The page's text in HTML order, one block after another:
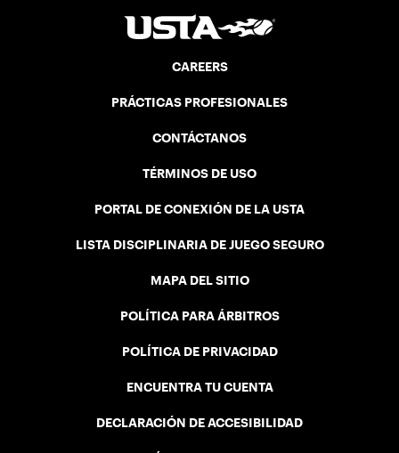
CAREERS
PRÁCTICAS PROFESIONALES
CONTÁCTANOS
TÉRMINOS DE USO
PORTAL DE CONEXIÓN DE LA USTA
LISTA DISCIPLINARIA DE JUEGO SEGURO
MAPA DEL SITIO
POLÍTICA PARA ÁRBITROS
POLÍTICA DE PRIVACIDAD
ENCUENTRA TU CUENTA
DECLARACIÓN DE ACCESIBILIDAD